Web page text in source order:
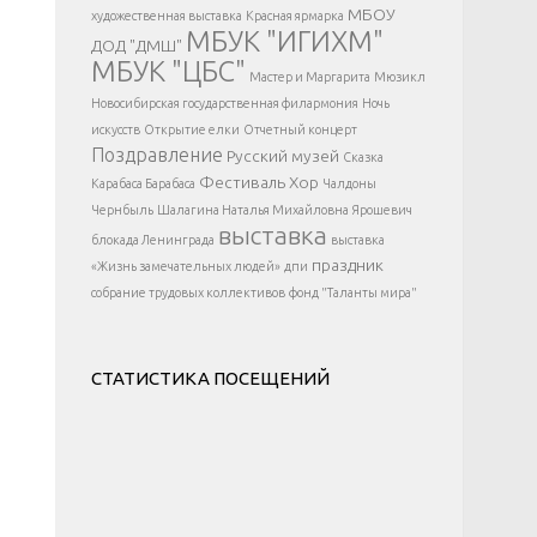
</div >
художественная выставка Красная ярмарка МБОУ
ДОД "ДМШ" МБУК "ИГИХМ"
МБУК "ЦБС" Мастер и Маргарита Мюзикл
Новосибирская государственная филармония Ночь
искусств Открытие елки Отчетный концерт
Поздравление Русский музей Сказка
Карабаса Барабаса ФестивальХор Чалдоны
Чернбыль Шалагина Наталья Михайловна Ярошевич
блокада Ленинграда выставка выставка
«Жизнь замечательных людей» дпи праздник
собрание трудовых коллективов фонд "Таланты мира"
СТАТИСТИКА ПОСЕЩЕНИЙ